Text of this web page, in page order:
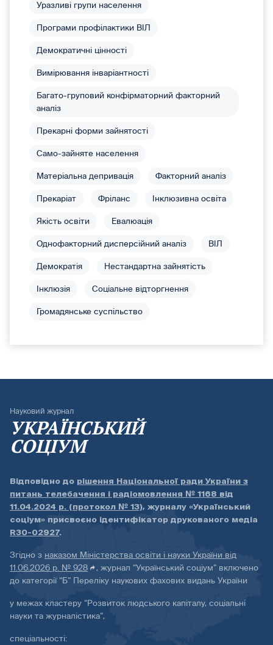
Уразливі групи населення
Програми профілактики ВІЛ
Демократичні цінності
Вимірювання інваріантності
Багато-груповий конфірматорний факторний
аналіз
Прекарні форми зайнятості
Само-зайняте населення
Матеріальна депривація Факторний аналіз
Прекаріат Фріланс Інклюзивна освіта
Якість освіти Евалюація
Однофакторний дисперсійний аналіз ВІЛ
Демократія Нестандартна зайнятість
Інклюзія Соціальне відторгнення
Громадянське суспільство
Науковий журнал
УКРАЇНСЬКИЙ
СОЦІУМ
Відповідно до рішення Національної ради України з
питань телебачення і радіомовлення № 1168 від
11.04.2024 р. (протокол № 13), журналу «Український
соціум» присвоєно ідентифікатор друкованого медіа
R30-02927.
Згідно з наказом Міністерства освіти і науки України від
11.06.2026 р. № 928
, журнал “Український соціум” включено
до категорії “Б” Переліку наукових фахових видань України
у межах кластеру “Розвиток людського капіталу, соціальні
науки та журналістика”,
спеціальності: